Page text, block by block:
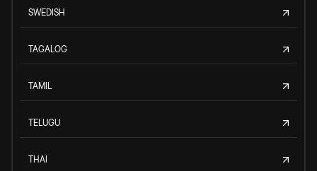
SWEDISH
TAGALOG
TAMIL
TELUGU
THAI